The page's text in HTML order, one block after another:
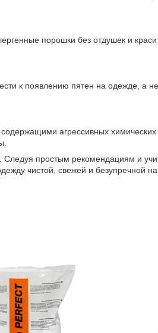
порошки без отдушек и
к появлению пятен на одежде, а
агрессивных
простым рекомендациям и
чистой, свежей и безупречной на